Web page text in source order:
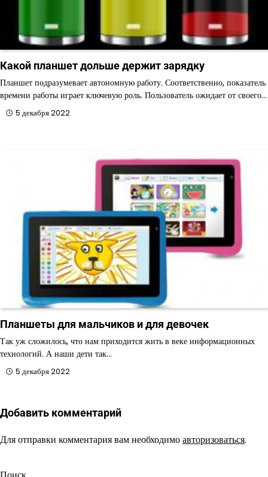
Какой планшет дольше держит зарядку
Планшет подразумевает автономную работу. Соответственно, показатель
времени работы играет ключевую роль. Пользователь ожидает от своего…
5 декабря 2022
Планшеты для мальчиков и для девочек
Так уж сложилось, что нам приходится жить в веке информационных
технологий. А наши дети так…
5 декабря 2022
Добавить комментарий
Для отправки комментария вам необходимоавторизоваться.